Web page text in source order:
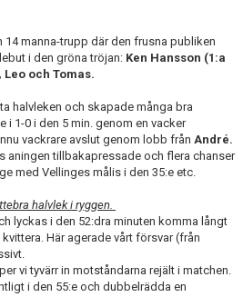
manna-trupp där den frusna publiken
i den gröna tröjan: Ken Hansson (1:a
och Tomas.
halvleken och skapade många bra
i 1-0 i den 5 min. genom en vacker
vackrare avslut genom lobb från André.
aningen tillbakapressade och flera chanser
med Vellinges målis i den 35:e etc.
halvlek i ryggen.
lyckas i den 52:dra minuten komma långt
Här agerade vårt försvar (från
vi tyvärr in motståndarna rejält i matchen.
i den 55:e och dubbelrädda en